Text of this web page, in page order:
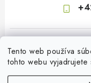
Tento web používa
tohto webu vyjadrujete